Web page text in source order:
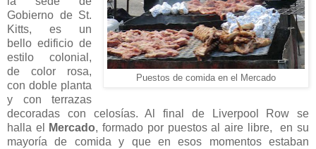
Puestos de comida en el Mercado
Gobierno de St.
Kitts, es un
bello edificio de
estilo colonial,
de color rosa,
con doble planta
y con terrazas
decoradas con celosías. Al final de Liverpool Row se
halla el
Mercado, formado por puestos al aire libre, en su
mayoría de comida y que en esos momentos estaban